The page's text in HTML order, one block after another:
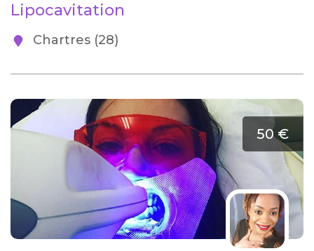
Lipocavitation
Chartres (28)
50 €